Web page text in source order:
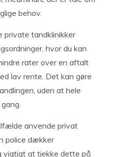
behov.
private tandklinikker
hvor du kan
rater over en aftalt
lav rente. Det kan gøre
uden at hele
anvende privat
police dækker
vigtigt at tjekke dette på